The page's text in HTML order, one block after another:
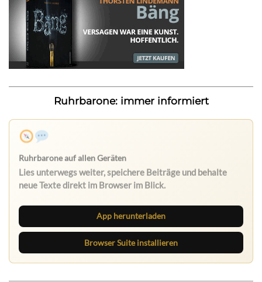
Ruhrbarone: immer informiert
App herunterladen
Browser Suite installieren